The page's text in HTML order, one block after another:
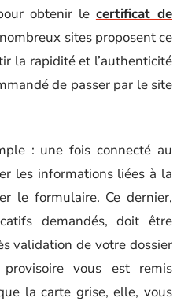
obtenir le certificat de
sites proposent ce
la rapidité et l’authenticité
de passer par le site
: une fois connecté au
les informations liées à la
le formulaire. Ce dernier,
demandés, doit être
validation de votre dossier
vous est remis
la carte grise, elle, vous